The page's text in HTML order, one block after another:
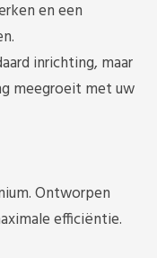
en een
inrichting, maar
meegroeit met uw
Ontworpen
efficiëntie.